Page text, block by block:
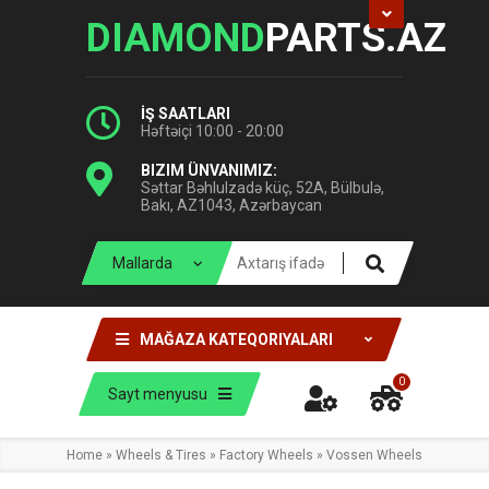
DIAMONDPARTS.AZ
İŞ SAATLARI
Həftəiçi 10:00 - 20:00
BIZIM ÜNVANIMIZ:
Səttar Bəhlulzadə küç, 52A, Bülbulə,
Bakı, AZ1043, Azərbaycan
MAĞAZA KATEQORIYALARI
Sayt menyusu
0
Home » Wheels & Tires » Factory Wheels » Vossen Wheels